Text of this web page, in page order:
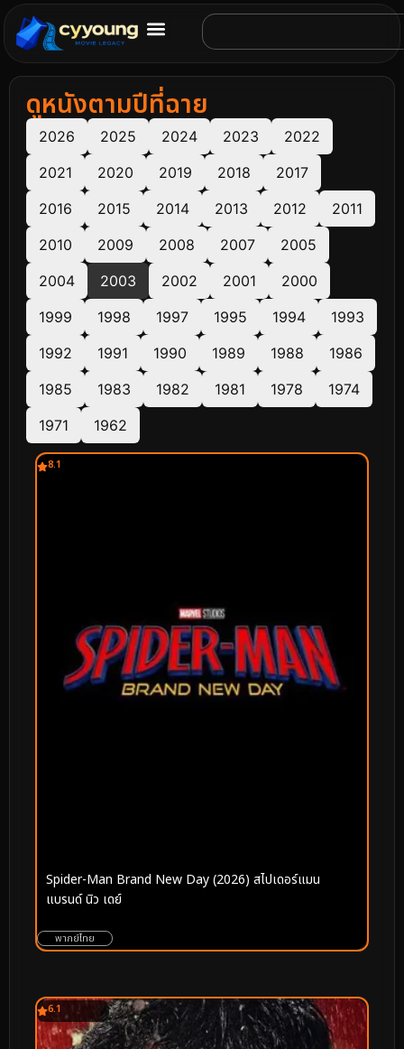
ดูหนังตามปีที่ฉาย
2026 2025 2024 2023
2022
2021
2020 2019 2018
2017
2016
2015 2014 2013 2012
2011
2010
2009 2008 2007
2005
2004
2003 2002 2001
2000
1999
1998 1997 1995 1994
1993
1992
1991 1990 1989 1988
1986
1985
1983 1982 1981 1978
1974
1971
1962
8.1
Spider-Man Brand New Day (2026) สไปเดอร์แมน
แบรนด์ นิว เดย์
พากย์ไทย
6.1